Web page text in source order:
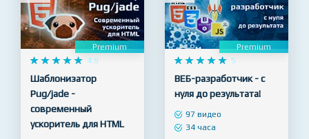
NEW
Premium
   
   
Шаблонизатор
Pug/jade -
NEW
    
     5
ВЕБ-разработчик - с
нуля до результата!